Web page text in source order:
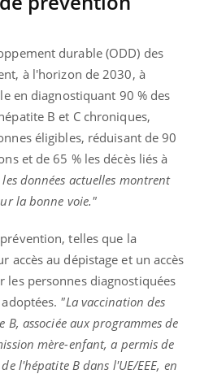
durable (ODD) des
à l'horizon de 2030, à
en diagnostiquant 90 % des
B et C chroniques,
éligibles, réduisant de 90
et de 65 % les décès liés à
données actuelles montrent
la bonne voie."
telles que la
accès au dépistage et un accès
les personnes diagnostiquées
"La vaccination des
associée aux programmes de
mère-enfant, a permis de
l'hépatite B dans l'UE/EEE, en